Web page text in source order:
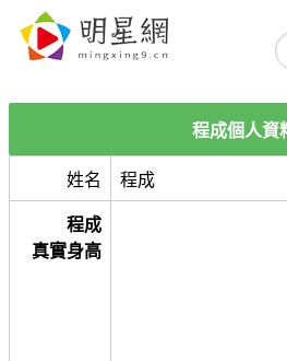
程成個人資
姓名 程成
程成
真實身高